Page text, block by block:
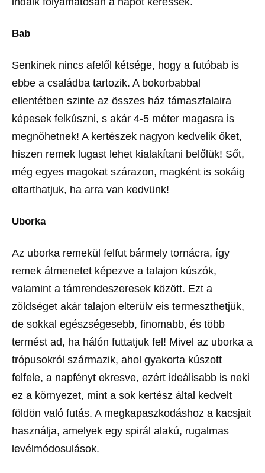
Bab
Senkinek nincs afelől kétsége, hogy a futóbab is
ebbe a családba tartozik. A bokorbabbal
ellentétben szinte az összes ház támaszfalaira
képesek felkúszni, s akár 4-5 méter magasra is
megnőhetnek! A kertészek nagyon kedvelik őket,
hiszen remek lugast lehet kialakítani belőlük! Sőt,
még egyes magokat szárazon, magként is sokáig
eltarthatjuk, ha arra van kedvünk!
Uborka
Az uborka remekül felfut bármely tornácra, így
remek átmenetet képezve a talajon kúszók,
valamint a támrendeszeresek között. Ezt a
zöldséget akár talajon elterülv eis termeszthetjük,
de sokkal egészségesebb, finomabb, és több
termést ad, ha hálón futtatjuk fel! Mivel az uborka a
trópusokról származik, ahol gyakorta kúszott
felfele, a napfényt ekresve, ezért ideálisabb is neki
ez a környezet, mint a sok kertész által kedvelt
földön való futás. A megkapaszkodáshoz a kacsjait
használja, amelyek egy spirál alakú, rugalmas
levélmódosulások.